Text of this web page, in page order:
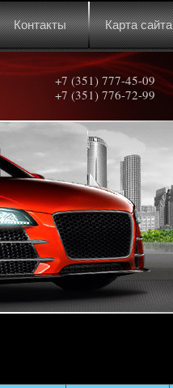
+7 (351) 777-45-09
+7 (351) 776-72-99
Контакты Карта сайта